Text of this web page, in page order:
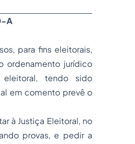
A
para fins eleitorais,
ordenamento jurídico
tendo sido
em comento prevê o
à Justiça Eleitoral, no
provas, e pedir a